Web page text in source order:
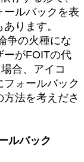
ールバックを表
ります。
争の火種にな
ーがFOITの代
合、アイコ
フォールバック
法を考えださ
ルバック